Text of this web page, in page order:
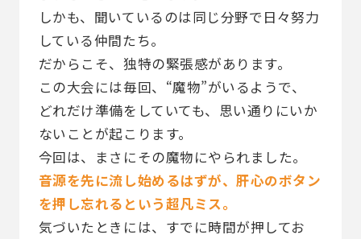
しかも、聞いているのは同じ分野で日々努力
している仲間たち。
だからこそ、独特の緊張感があります。
この大会には毎回、“魔物”がいるようで、
どれだけ準備をしていても、思い通りにいか
ないことが起こります。
今回は、まさにその魔物にやられました。
音源を先に流し始めるはずが、肝心のボタン
を押し忘れるという超凡ミス。
気づいたときには、すでに時間が押してお